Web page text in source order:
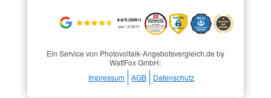
Ein Service von Photovoltaik-Angebotsvergleich.de by
WattFox GmbH:
Impressum
AGB Datenschutz